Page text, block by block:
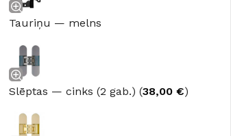
Tauriņu — melns
Slēptas — cinks (2 gab.) (38,00 €)